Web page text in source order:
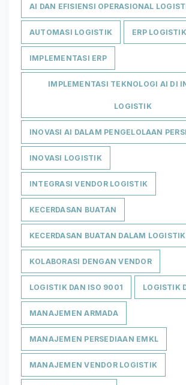
AI DAN EFISIENSI OPERASIONAL
AUTOMASI LOGISTIK ERP LOGISTIK
IMPLEMENTASI ERP
IMPLEMENTASI TEKNOLOGI AI DI
LOGISTIK
INOVASI AI DALAM PENGELOLAAN
INOVASI LOGISTIK
INTEGRASI VENDOR LOGISTIK
KECERDASAN BUATAN
KECERDASAN BUATAN DALAM LOGISTIK
KOLABORASI DENGAN VENDOR
LOGISTIK DAN ISO 9001 LOGISTIK
MANAJEMEN ARMADA
MANAJEMEN PERSEDIAAN EMKL
MANAJEMEN VENDOR LOGISTIK